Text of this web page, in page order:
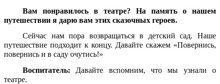
Вам понравилось в театре? На память о нашем
путешествии я дарю вам этих сказочных героев.
Сейчас нам пора возвращаться в детский сад. Наше
путешествие подходит к концу. Давайте скажем «Повернись,
повернись и в саду очутись!»
Воспитатель: Давайте вспомним, что мы узнали о
театре.